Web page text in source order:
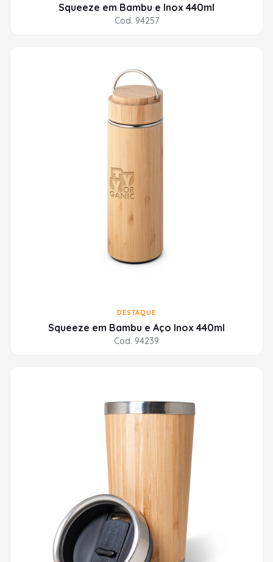
Squeeze em Bambu e Inox 440ml
Cod. 94257
DESTAQUE
Squeeze em Bambu e Aço Inox 440ml
Cod. 94239